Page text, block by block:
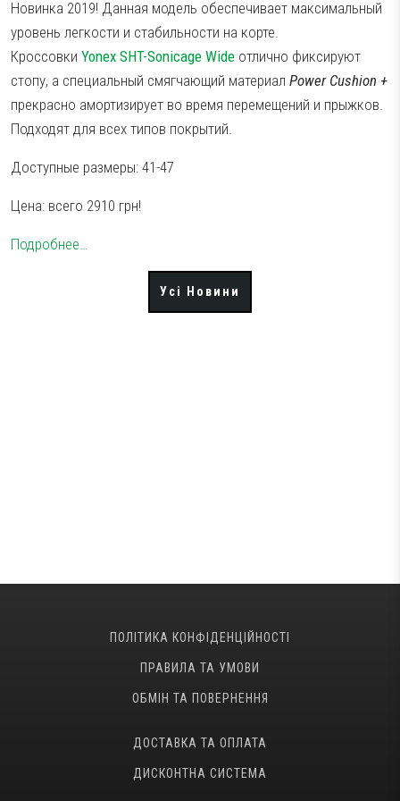
Аксесуари
Тестові ракетки
Гравці Yonex
Волани
Намотки
Новинка 2019! Данная модель обеспечивает максимальный
уровень легкости и стабильности на корте.
Кроссовки Yonex SHT-Sonicage Wide отлично фиксируют
стопу, а специальный смягчающий материал Power Cushion +
прекрасно амортизирует во время перемещений и прыжков.
Подходят для всех типов покрытий.
Доступные размеры: 41-47
Цена: всего 2910 грн!
Подробнее…
Усі Новини
ПОЛІТИКА КОНФІДЕНЦІЙНОСТІ
ПРАВИЛА ТА УМОВИ
ОБМІН ТА ПОВЕРНЕННЯ
ДОСТАВКА ТА ОПЛАТА
ДИСКОНТНА СИСТЕМА